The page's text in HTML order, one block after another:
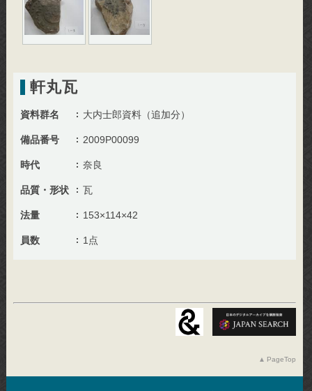
軒丸瓦
資料群名 大内士郎資料（追加分）
備品番号 2009P00099
時代 奈良
品質・形状 瓦
法量 153×114×42
員数 1点
PageTop